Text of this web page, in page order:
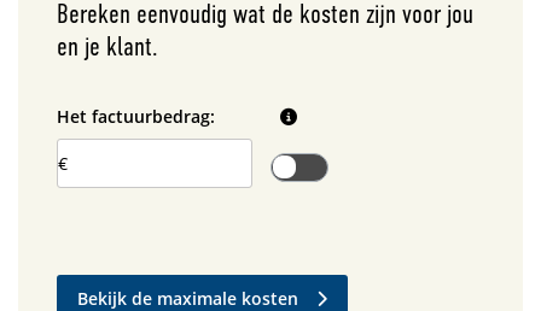
Bereken eenvoudig wat de kosten zijn voor jou
en je klant.
Het factuurbedrag:
€
Bekijk de maximale kosten